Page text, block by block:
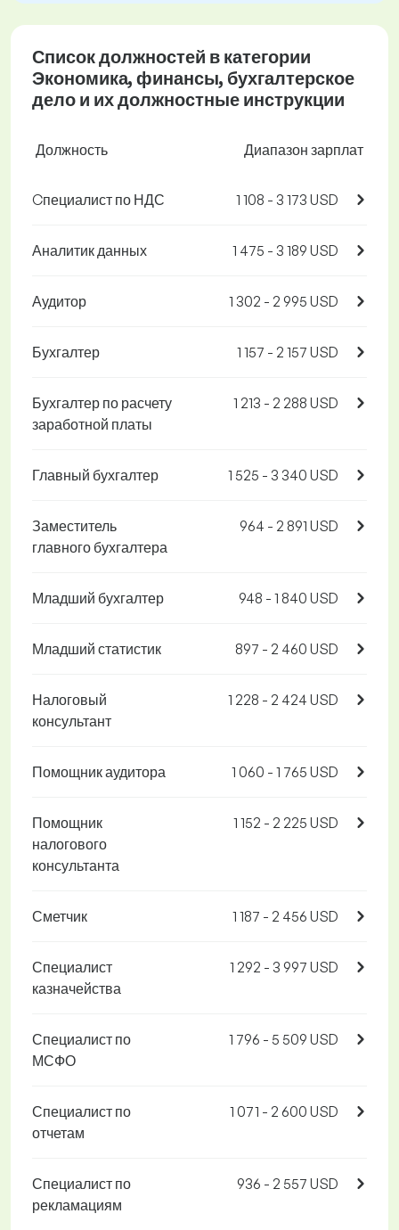
Список должностей в категории
Экономика, финансы, бухгалтерское
дело и их должностные инструкции
Должность Диапазон зарплат
Cпециалист по НДС 1 108 - 3 173 USD
Аналитик данных 1 475 - 3 189 USD
Аудитор 1 302 - 2 995 USD
Бухгалтер 1 157 - 2 157 USD
Бухгалтер по расчету
заработной платы
1 213 - 2 288 USD
Главный бухгалтер 1 525 - 3 340 USD
Заместитель
главного бухгалтера
964 - 2 891 USD
Младший бухгалтер 948 - 1 840 USD
Младший статистик 897 - 2 460 USD
Налоговый
консультант
1 228 - 2 424 USD
Помощник аудитора 1 060 - 1 765 USD
Помощник
налогового
консультанта
1 152 - 2 225 USD
Сметчик 1 187 - 2 456 USD
Специалист
казначейства
1 292 - 3 997 USD
Специалист по
МСФО
1 796 - 5 509 USD
Специалист по
отчетам
1 071 - 2 600 USD
Специалист по
рекламациям
936 - 2 557 USD